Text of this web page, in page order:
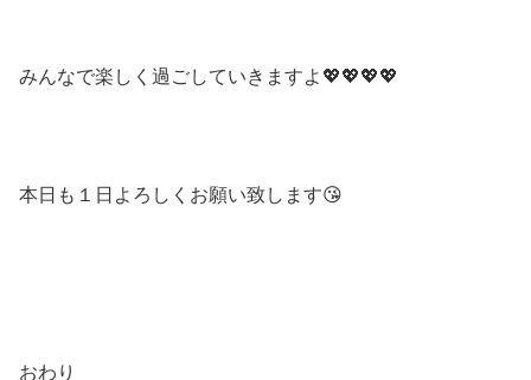
みんなで楽しく過ごしていきますよ💖💖💖💖
本日も１日よろしくお願い致します😘
おわり